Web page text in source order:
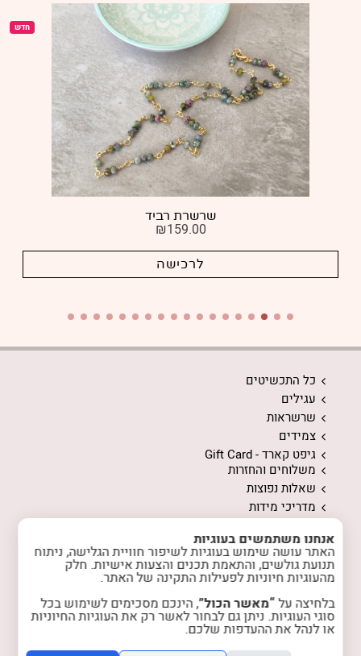
חדש
שרשרת רביד
₪159.00
לרכישה
כל התכשיטים
עגילים
שרשראות
צמידים
גיפט קארד - Gift Card
משלוחים והחזרות
שאלות נפוצות
מדריכי מידות
המלצות לשמירה על התכשיטים
אודות
המלצות מלקוחות
טיפים והשראה
רכישות מרוכזות
הצטרפות למועדון
צרו קשר
אנחנו משתמשים בעוגיות
האתר עושה שימוש בעוגיות לשיפור חוויית הגלישה, ניתוח
תנועת גולשים, והתאמת תכנים והצעות אישיות. חלק
מהעוגיות חיוניות לפעילות התקינה של האתר.
בלחיצה על“מאשר הכול”, הינכם מסכימים לשימוש בכל
סוגי העוגיות. ניתן גם לבחור לאשר רק את העוגיות החיוניות
או לנהל את ההעדפות שלכם.